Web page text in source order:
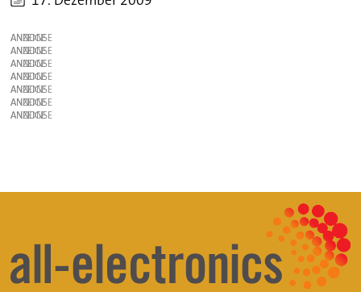
ANZEIGE
ANZEIGE
ANZEIGE
ANZEIGE
ANZEIGE
ANZEIGE
ANZEIGE